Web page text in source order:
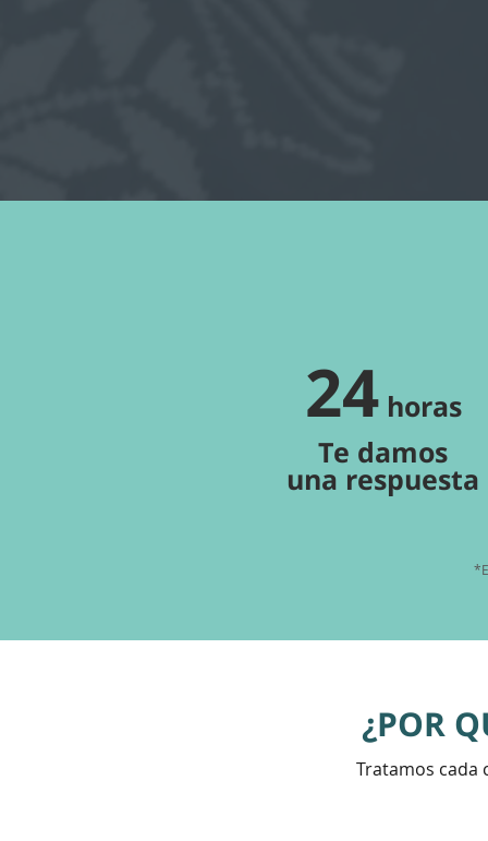
24horas
Te damos
una respuesta
¿POR
Tratamos cada